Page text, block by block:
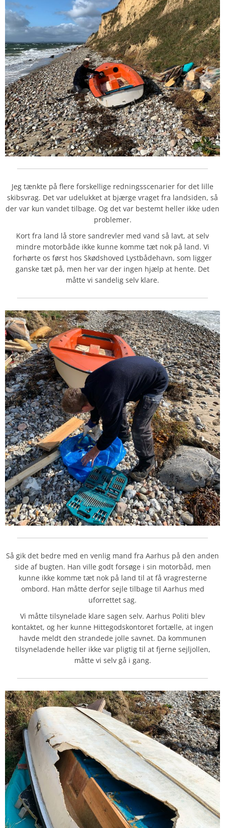
Jeg tænkte på flere forskellige redningsscenarier for det lille
skibsvrag. Det var udelukket at bjærge vraget fra landsiden, så
der var kun vandet tilbage. Og det var bestemt heller ikke uden
problemer.
Kort fra land lå store sandrevler med vand så lavt, at selv
mindre motorbåde ikke kunne komme tæt nok på land. Vi
forhørte os først hos Skødshoved Lystbådehavn, som ligger
ganske tæt på, men her var der ingen hjælp at hente. Det
måtte vi sandelig selv klare.
Så gik det bedre med en venlig mand fra Aarhus på den anden
side af bugten. Han ville godt forsøge i sin motorbåd, men
kunne ikke komme tæt nok på land til at få vragresterne
ombord. Han måtte derfor sejle tilbage til Aarhus med
uforrettet sag.
Vi måtte tilsynelade klare sagen selv. Aarhus Politi blev
kontaktet, og her kunne Hittegodskontoret fortælle, at ingen
havde meldt den strandede jolle savnet. Da kommunen
tilsyneladende heller ikke var pligtig til at fjerne sejljollen,
måtte vi selv gå i gang.